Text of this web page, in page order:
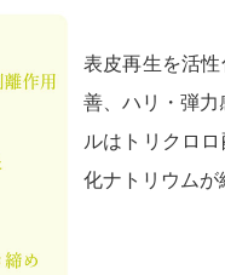
表皮再生を活
善、ハリ・弾
ルはトリクロ
化ナトリウムが